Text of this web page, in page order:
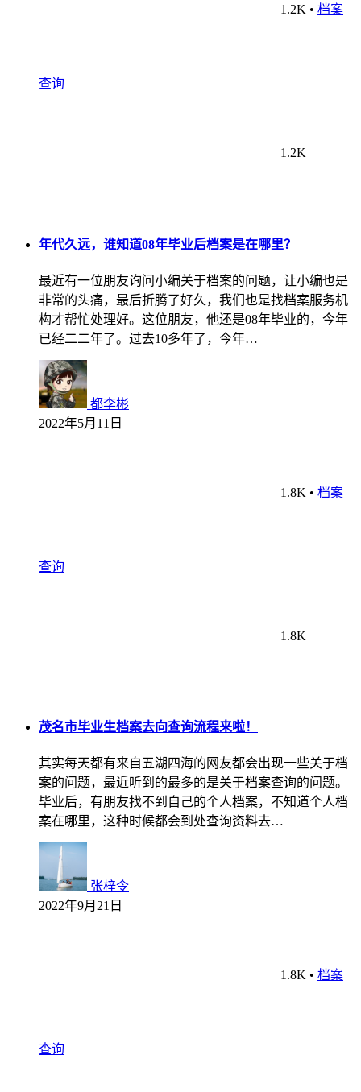
1.2K • 档案
查询
1.2K
年代久远，谁知道08年毕业后档案是在哪里？
最近有一位朋友询问小编关于档案的问题，让小编也是
非常的头痛，最后折腾了好久，我们也是找档案服务机
构才帮忙处理好。这位朋友，他还是08年毕业的，今年
已经二二年了。过去10多年了，今年…
都李彬
2022年5月11日
1.8K • 档案
查询
1.8K
茂名市毕业生档案去向查询流程来啦！
其实每天都有来自五湖四海的网友都会出现一些关于档
案的问题，最近听到的最多的是关于档案查询的问题。
毕业后，有朋友找不到自己的个人档案，不知道个人档
案在哪里，这种时候都会到处查询资料去…
张梓令
2022年9月21日
1.8K • 档案
查询